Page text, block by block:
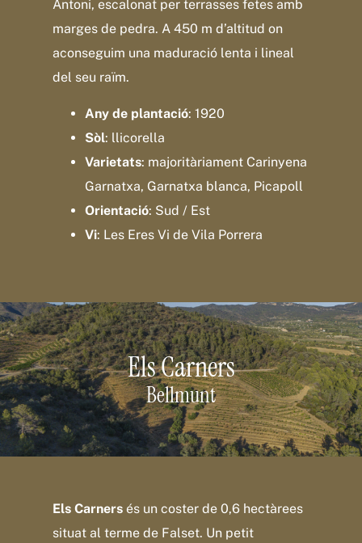
Antoni, escalonat per terrasses fetes amb
marges de pedra. A 450 m d’altitud on
aconseguim una maduració lenta i lineal
del seu raïm.
Any de plantació: 1920
Sòl: llicorella
Varietats: majoritàriament Carinyena
Garnatxa, Garnatxa blanca, Picapoll
Orientació: Sud / Est
Vi: Les Eres Vi de Vila Porrera
Els Carners
Bellmunt
Els Carners és un coster de 0,6 hectàrees
situat al terme de Falset. Un petit